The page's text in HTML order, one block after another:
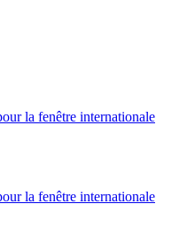
la fenêtre internationale
la fenêtre internationale